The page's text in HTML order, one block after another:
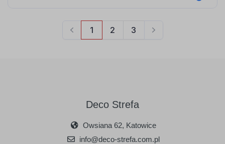
Deco Strefa
Owsiana 62, Katowice
info@deco-strefa.com.pl